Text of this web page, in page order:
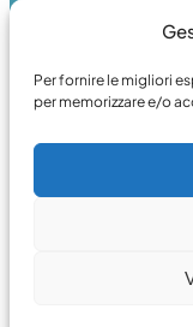
Per fornire le migliori
per memorizzare e/o